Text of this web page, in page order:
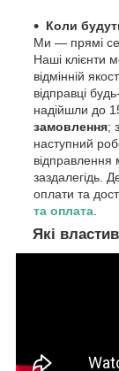
Коли
Ми — прямі
Наші клієнти
відмінній
відправці
надійшли до
замовлення;
наступний
заздалегідь.
оплати та
та оплата
Які